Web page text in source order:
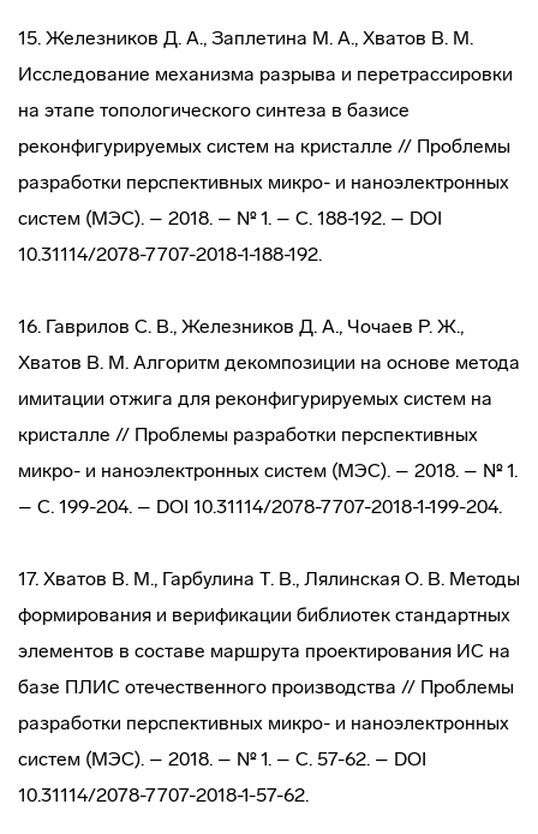
15. Железников Д. А., Заплетина М. А., Хватов В. М.
Исследование механизма разрыва и перетрассировки
на этапе топологического синтеза в базисе
реконфигурируемых систем на кристалле // Проблемы
разработки перспективных микро- и наноэлектронных
систем (МЭС). – 2018. – № 1. – С. 188-192. – DOI
10.31114/2078-7707-2018-1-188-192.
16. Гаврилов С. В., Железников Д. А., Чочаев Р. Ж.,
Хватов В. М. Алгоритм декомпозиции на основе метода
имитации отжига для реконфигурируемых систем на
кристалле // Проблемы разработки перспективных
микро- и наноэлектронных систем (МЭС). – 2018. – № 1.
– С. 199-204. – DOI 10.31114/2078-7707-2018-1-199-204.
17. Хватов В. М., Гарбулина Т. В., Лялинская О. В. Методы
формирования и верификации библиотек стандартных
элементов в составе маршрута проектирования ИС на
базе ПЛИС отечественного производства // Проблемы
разработки перспективных микро- и наноэлектронных
систем (МЭС). – 2018. – № 1. – С. 57-62. – DOI
10.31114/2078-7707-2018-1-57-62.